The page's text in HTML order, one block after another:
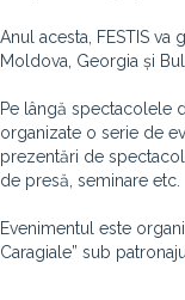
Anul acesta, FESTIS
Moldova, Georgia și
Pe lângă spectacolele
organizate o serie de
prezentări de
de presă, seminare etc.
Evenimentul este
Caragiale” sub